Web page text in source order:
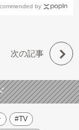
by
次の記事
#TV